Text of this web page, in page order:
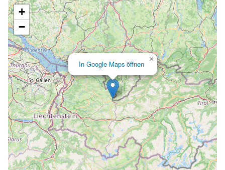
Lade Karte...
In Google Maps öffnen
×
+
−